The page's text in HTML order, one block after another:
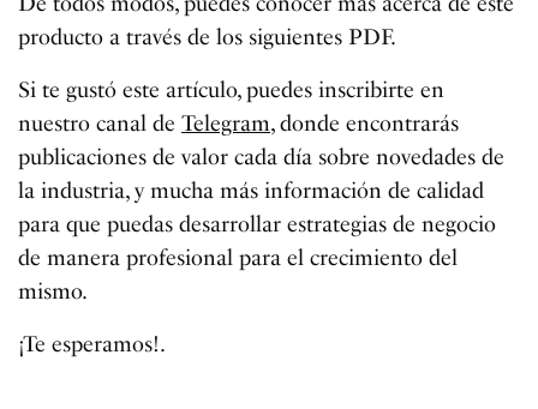
producto a través de los siguientes PDF.
Si te gustó este artículo, puedes inscribirte en
nuestro canal deTelegram, donde encontrarás
publicaciones de valor cada día sobre novedades de
la industria, y mucha más información de calidad
para que puedas desarrollar estrategias de negocio
de manera profesional para el crecimiento del
mismo.
¡Te esperamos!.